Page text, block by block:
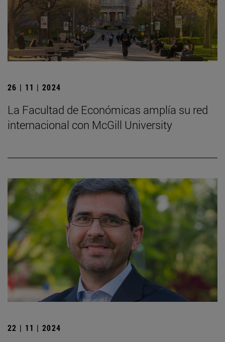
26 | 11 | 2024
La Facultad de Económicas amplía su red
internacional con McGill University
22 | 11 | 2024